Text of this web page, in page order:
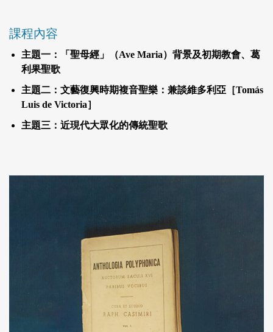
課程內容
主題一：「聖母經」（Ave Maria）背景及初期教會、葛
利果聖歌
主題二：文藝復興時期複音聖樂：兼談維多利亞［Tomás
Luis de Victoria］
主題三：近現代大眾化的傳統聖歌